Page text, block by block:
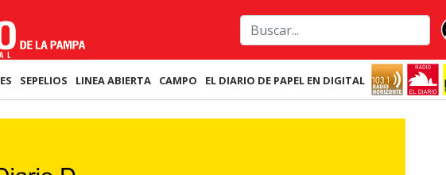
SEPELIOS LINEA ABIERTA CAMPO EL DIARIO DE PAPEL EN DIGITAL